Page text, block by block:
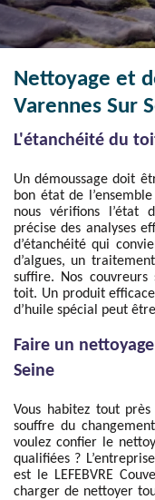
Nettoyage et
Varennes Sur
L'étanchéité du
Un démoussage doit
bon état de
nous vérifions l’état
précise des analyses
d’étanchéité qui
d’algues, un
suffire. Nos
toit. Un produit
d’huile spécial peut
Faire un
Seine
Vous habitez tout
souffre du
voulez confier le
qualifiées ?
est le LEFEBVRE
charger de nettoyer